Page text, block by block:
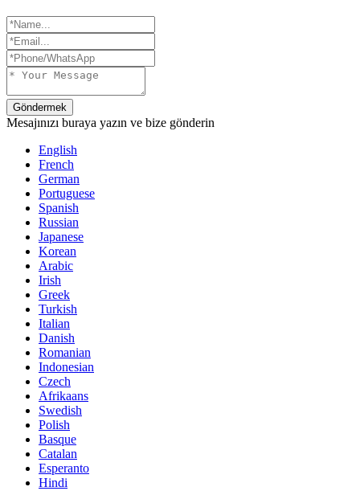
Göndermek
Mesajınızı buraya yazın ve bize gönderin
English
French
German
Portuguese
Spanish
Russian
Japanese
Korean
Arabic
Irish
Greek
Turkish
Italian
Danish
Romanian
Indonesian
Czech
Afrikaans
Swedish
Polish
Basque
Catalan
Esperanto
Hindi